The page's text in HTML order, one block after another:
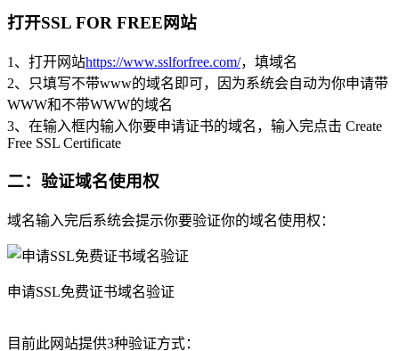
打开SSL FOR FREE网站
1、打开网站https://www.sslforfree.com/，填域名
2、只填写不带www的域名即可，因为系统会自动为你申请带
WWW和不带WWW的域名
3、在输入框内输入你要申请证书的域名，输入完点击 Create
Free SSL Certificate
二：验证域名使用权
域名输入完后系统会提示你要验证你的域名使用权：
申请SSL免费证书域名验证
目前此网站提供3种验证方式：